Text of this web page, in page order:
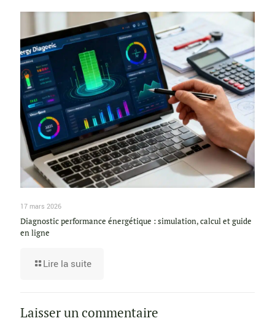
17 mars 2026
Diagnostic performance énergétique : simulation, calcul et guide
en ligne
Lire la suite
Laisser un commentaire